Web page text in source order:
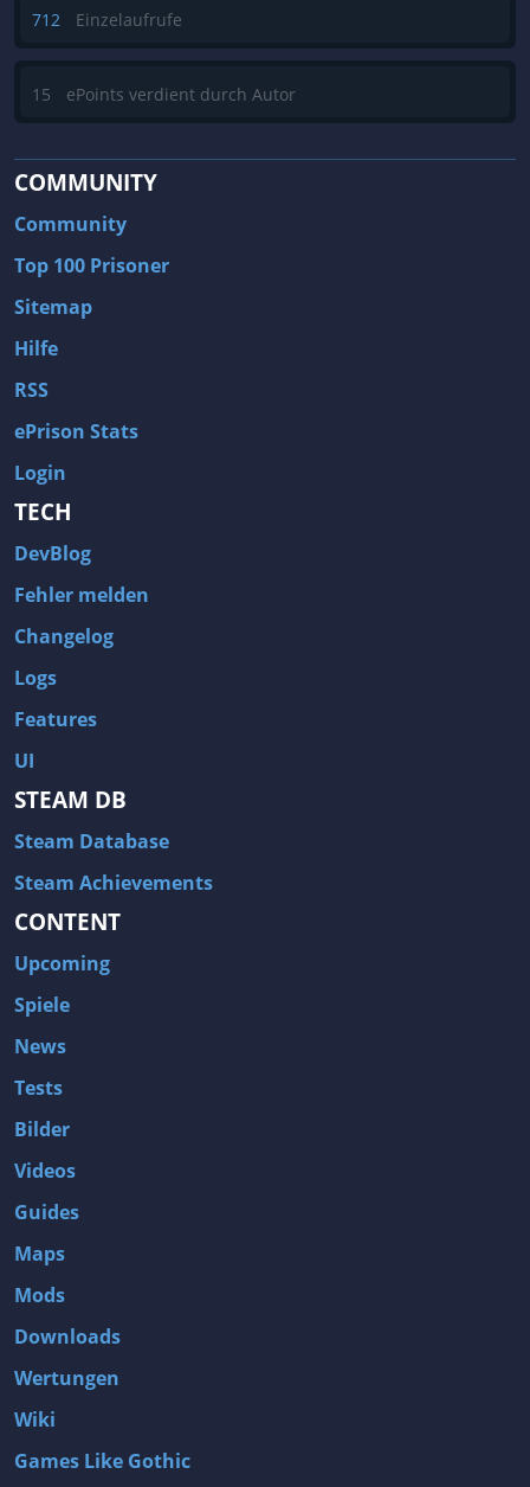
712 Einzelaufrufe
15 ePoints verdient durch Autor
COMMUNITY
Community
Top 100 Prisoner
Sitemap
Hilfe
RSS
ePrison Stats
Login
TECH
DevBlog
Fehler melden
Changelog
Logs
Features
UI
STEAM DB
Steam Database
Steam Achievements
CONTENT
Upcoming
Spiele
News
Tests
Bilder
Videos
Guides
Maps
Mods
Downloads
Wertungen
Wiki
Games Like Gothic